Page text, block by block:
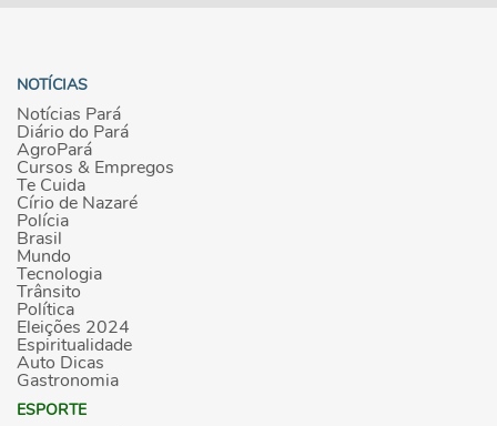
NOTÍCIAS
Notícias Pará
Diário do Pará
AgroPará
Cursos & Empregos
Te Cuida
Círio de Nazaré
Polícia
Brasil
Mundo
Tecnologia
Trânsito
Política
Eleições 2024
Espiritualidade
Auto Dicas
Gastronomia
ESPORTE